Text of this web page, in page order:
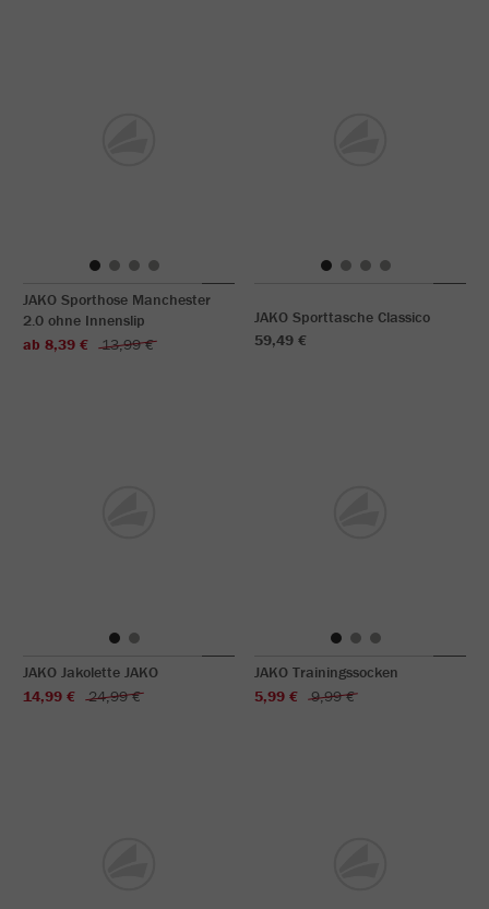
JAKO Sporthose Manchester
2.0 ohne Innenslip
ab 8,39 €
13,99 €
JAKO Sporttasche Classico
59,49 €
JAKO Jakolette JAKO
14,99 €
24,99 €
JAKO Trainingssocken
5,99 €
9,99 €